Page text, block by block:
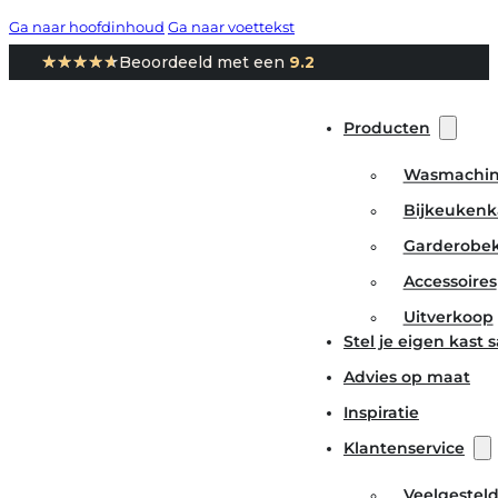
Ga naar hoofdinhoud Ga naar voettekst
★★★★★
★★★★★Beoordeeld met een 9.2
Producten
Accessoires
Uitverkoop
Stel je eigen kast
Advies op maat
Inspiratie
Klantenservice